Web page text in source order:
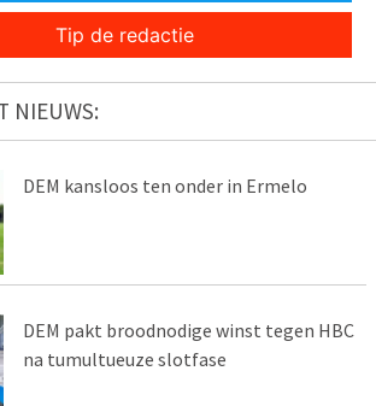
Tip de redactie
NIEUWS:
DEM kansloos ten onder in Ermelo
DEM pakt broodnodige winst tegen HBC
na tumultueuze slotfase